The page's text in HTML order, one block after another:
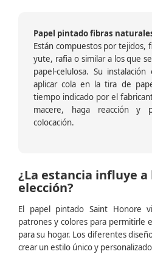
Papel pintado fibras
Están compuestos por tejidos,
yute, rafia o similar a los que
papel-celulosa. Su
aplicar cola en la tira de
tiempo indicado por el
macere, haga reacción y
colocación.
¿La estancia influye
elección?
El papel pintado Saint Honore
patrones y colores para permitirle
para su hogar. Los diferentes
crear un estilo único y